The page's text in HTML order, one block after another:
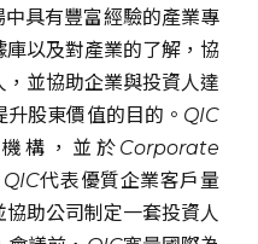
具有豐富經驗的產業專
以及對產業的了解，協
並協助企業與投資人達
升股東價值的目的。QIC
構，並於Corporate
代表優質企業客戶量
助公司制定一套投資人